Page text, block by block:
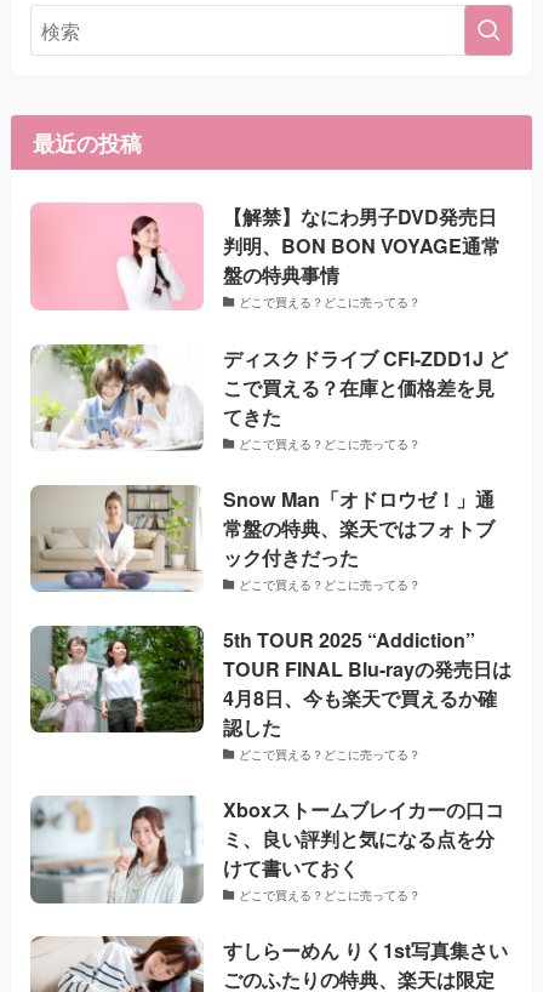
最近の投稿
【解禁】なにわ男子DVD発売日
判明、BON BON VOYAGE通常
盤の特典事情
どこで買える？どこに売ってる？
ディスクドライブ CFI-ZDD1J ど
こで買える？在庫と価格差を見
てきた
どこで買える？どこに売ってる？
Snow Man「オドロウゼ！」通
常盤の特典、楽天ではフォトブ
ック付きだった
どこで買える？どこに売ってる？
5th TOUR 2025 “Addiction”
TOUR FINAL Blu-rayの発売日は
4月8日、今も楽天で買えるか確
認した
どこで買える？どこに売ってる？
Xboxストームブレイカーの口コ
ミ、良い評判と気になる点を分
けて書いておく
どこで買える？どこに売ってる？
すしらーめん りく1st写真集さい
ごのふたりの特典、楽天は限定